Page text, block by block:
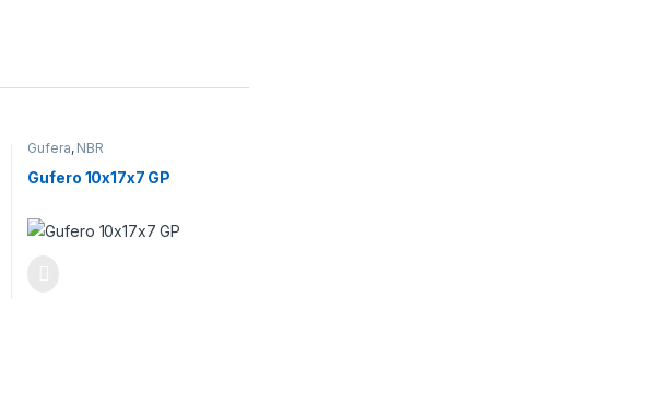
Gufera, NBR
Gufero 10x17x7 GP